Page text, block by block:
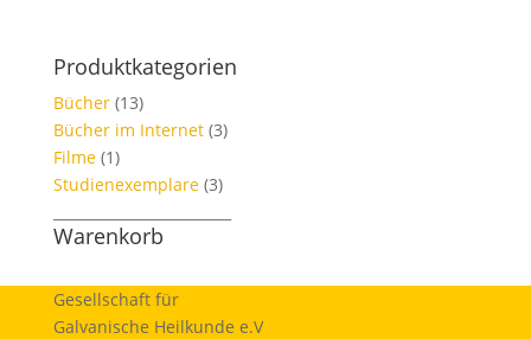
Produktkategorien
Bücher (13)
Bücher im Internet (3)
Filme (1)
Studienexemplare (3)
Warenkorb
Gesellschaft für
Galvanische Heilkunde e.V